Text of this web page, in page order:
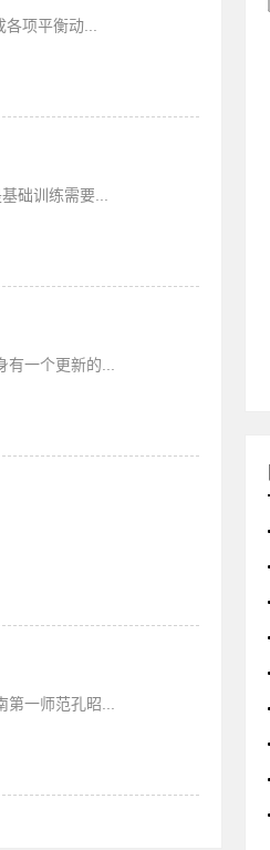
项平衡动...
础训练需要...
一个更新的...
一师范孔昭...